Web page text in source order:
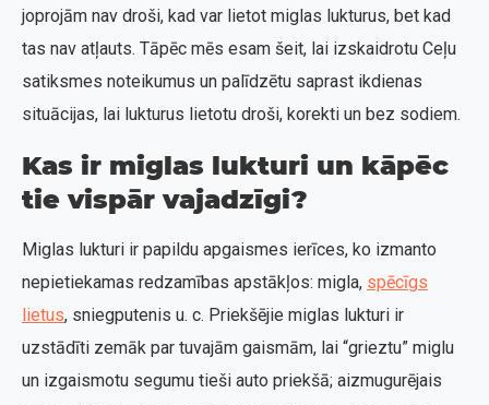
joprojām nav droši, kad var lietot miglas lukturus, bet kad
tas nav atļauts. Tāpēc mēs esam šeit, lai izskaidrotu Ceļu
satiksmes noteikumus un palīdzētu saprast ikdienas
situācijas, lai lukturus lietotu droši, korekti un bez sodiem.
Kas ir miglas lukturi un kāpēc
tie vispār vajadzīgi?
Miglas lukturi ir papildu apgaismes ierīces, ko izmanto
nepietiekamas redzamības apstākļos: migla, spēcīgs
lietus, sniegputenis u. c. Priekšējie miglas lukturi ir
uzstādīti zemāk par tuvajām gaismām, lai “grieztu” miglu
un izgaismotu segumu tieši auto priekšā; aizmugurējais